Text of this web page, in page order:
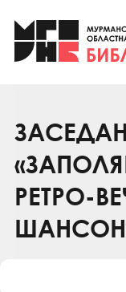
Клуб
Клуб
РЕТРО-